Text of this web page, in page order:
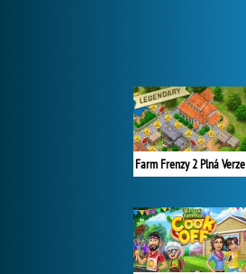
Farm Frenzy 2 Plná Verze